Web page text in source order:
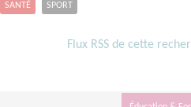
SANTÉ SPORT
Flux RSS de cette